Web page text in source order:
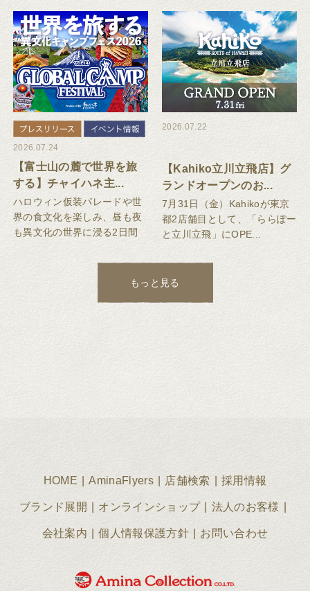
2026.07.24
【富士山の麓で世界を旅
する】チャイハネ主...
ハロウィン仮装パレードや世
界の食文化を楽しみ、昼も夜
も異文化の世界に浸る2日間
2026.07.22
【Kahiko立川立飛店】グ
ランドオープンのお...
7月31日（金）Kahikoが東京
都2店舗目として、「ららぽー
と立川立飛」にOPE...
もっと見る
HOME AminaFlyers 店舗検索 採用情報
ブランド展開 オンラインショップ 法人のお客様
会社案内 個人情報保護方針 お問い合わせ